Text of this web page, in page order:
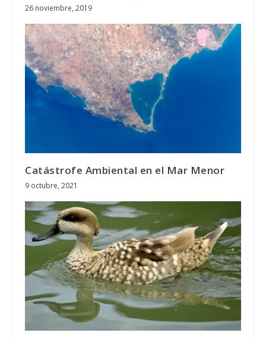
26 noviembre, 2019
Catástrofe Ambiental en el Mar Menor
9 octubre, 2021